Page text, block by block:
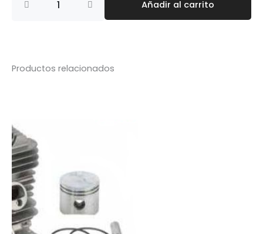
COMPLETO
MM
Añadir al carrito
Productos relacionados